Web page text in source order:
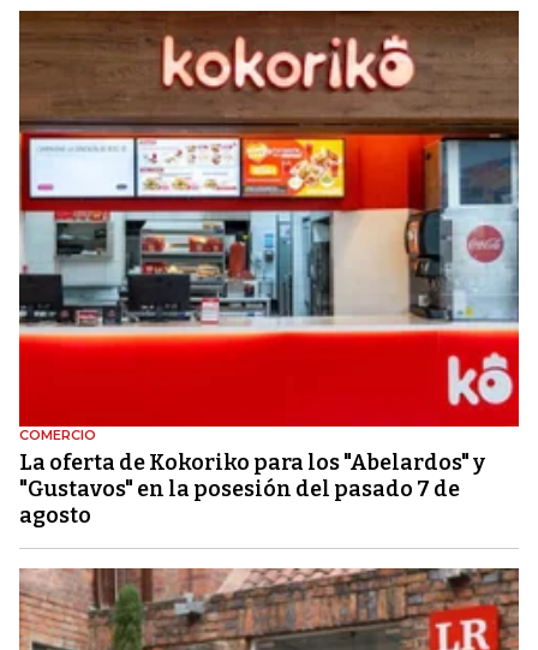
COMERCIO
La oferta de Kokoriko para los "Abelardos" y
"Gustavos" en la posesión del pasado 7 de
agosto